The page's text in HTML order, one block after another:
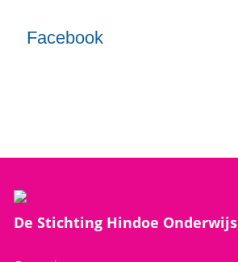
Facebook
De Stichting Hindoe Onderwijs